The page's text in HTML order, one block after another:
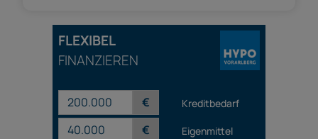
FLEXIBEL
FINANZIEREN
€ Kreditbedarf
€
Eigenmittel